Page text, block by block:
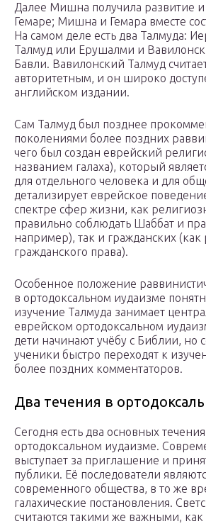
Далее Мишна получила развитие
Гемаре; Мишна и Гемара вместе
На самом деле есть два Талмуда:
Талмуд или Ерушалми и
Бавли. Вавилонский Талмуд
авторитетным, и он широко
английском издании.
Сам Талмуд был позднее
поколениями более поздних
чего был создан еврейский
названием галаха), который
для отдельного человека и для
детализирует еврейское
спектре сфер жизни, как
правильно соблюдать Шаббат и
например), так и гражданских
гражданского права).
Особенное положение
в ортодоксальном иудаизме
изучение Талмуда занимает
еврейском ортодоксальном
дети начинают учёбу с Библии, но
ученики быстро переходят к
более поздних комментаторов.
Два течения в
Сегодня есть два основных
ортодоксальном иудаизме.
выступает за приглашение и
публики. Её последователи
современного общества, в то же
галахические постановления.
считаются такими же важными,